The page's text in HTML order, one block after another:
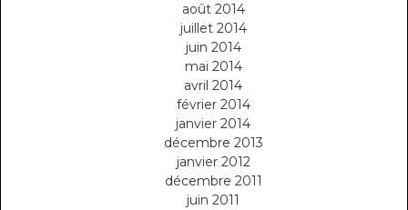
août 2014
juillet 2014
juin 2014
mai 2014
avril 2014
février 2014
janvier 2014
décembre 2013
janvier 2012
décembre 2011
juin 2011